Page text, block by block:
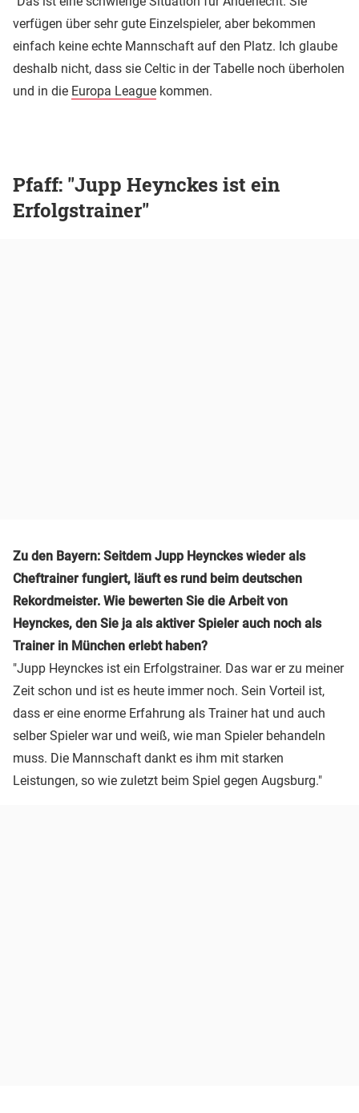
verfügen über sehr gute Einzelspieler, aber bekommen
einfach keine echte Mannschaft auf den Platz. Ich glaube
deshalb nicht, dass sie Celtic in der Tabelle noch überholen
und in die Europa League kommen.
Pfaff: "Jupp Heynckes ist ein
Erfolgstrainer"
Zu den Bayern: Seitdem Jupp Heynckes wieder als
Cheftrainer fungiert, läuft es rund beim deutschen
Rekordmeister. Wie bewerten Sie die Arbeit von
Heynckes, den Sie ja als aktiver Spieler auch noch als
Trainer in München erlebt haben?
"Jupp Heynckes ist ein Erfolgstrainer. Das war er zu meiner
Zeit schon und ist es heute immer noch. Sein Vorteil ist,
dass er eine enorme Erfahrung als Trainer hat und auch
selber Spieler war und weiß, wie man Spieler behandeln
muss. Die Mannschaft dankt es ihm mit starken
Leistungen, so wie zuletzt beim Spiel gegen Augsburg."